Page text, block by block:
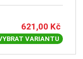
621,00 Kč
VARIANTU